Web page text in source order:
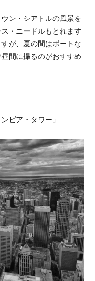
ン・シアトルの風景を
・ニードルもとれます
が、夏の間はボートな
間に撮るのがおすすめ
ビア・タワー」